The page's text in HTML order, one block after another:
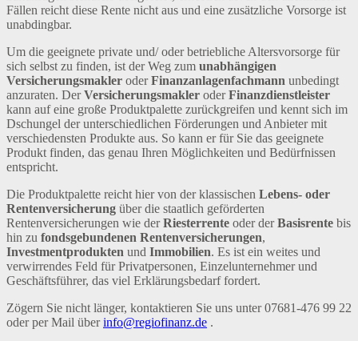
Fällen reicht diese Rente nicht aus und eine zusätzliche Vorsorge ist
unabdingbar.
Um die geeignete private und/ oder betriebliche Altersvorsorge für
sich selbst zu finden, ist der Weg zum unabhängigen
Versicherungsmakler oderFinanzanlagenfachmann unbedingt
anzuraten. DerVersicherungsmakler oderFinanzdienstleister
kann auf eine große Produktpalette zurückgreifen und kennt sich im
Dschungel der unterschiedlichen Förderungen und Anbieter mit
verschiedensten Produkte aus. So kann er für Sie das geeignete
Produkt finden, das genau Ihren Möglichkeiten und Bedürfnissen
entspricht.
Die Produktpalette reicht hier von der klassischen Lebens- oder
Rentenversicherung über die staatlich geförderten
Rentenversicherungen wie derRiesterrente oder derBasisrente bis
hin zu fondsgebundenen Rentenversicherungen,
Investmentprodukten und Immobilien. Es ist ein weites und
verwirrendes Feld für Privatpersonen, Einzelunternehmer und
Geschäftsführer, das viel Erklärungsbedarf fordert.
Zögern Sie nicht länger, kontaktieren Sie uns unter 07681-476 99 22
oder per Mail überinfo@regiofinanz.de .